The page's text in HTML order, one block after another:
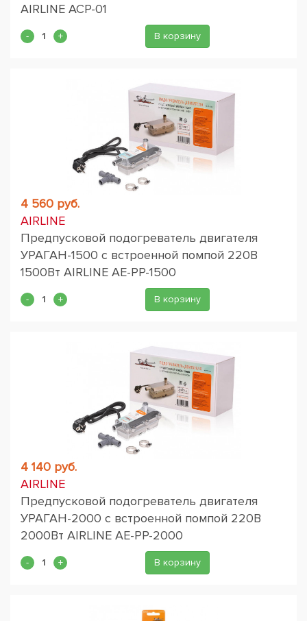
AIRLINE ACP-01
В корзину
4 560 руб.
AIRLINE
Предпусковой подогреватель двигателя
УРАГАН-1500 с встроенной помпой 220В
1500Вт AIRLINE AE-PP-1500
В корзину
4 140 руб.
AIRLINE
Предпусковой подогреватель двигателя
УРАГАН-2000 с встроенной помпой 220В
2000Вт AIRLINE AE-PP-2000
В корзину